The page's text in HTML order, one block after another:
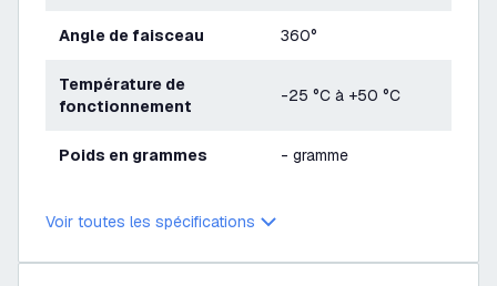
Angle de faisceau 360°
Température de
fonctionnement
-25 °C à +50 °C
Poids en grammes - gramme
Voir toutes les spécifications